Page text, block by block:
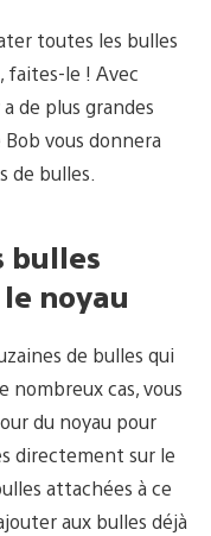
toutes les bulles
faites-le ! Avec
de plus grandes
vous donnera
de bulles.
bulles
noyau
de bulles qui
nombreux cas, vous
du noyau pour
directement sur le
attachées à ce
aux bulles déjà